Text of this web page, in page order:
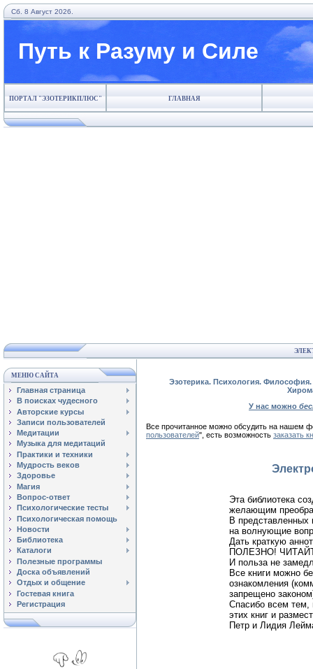
Сб. 8 Август 2026.
Путь к Разуму и Силе
ПОРТАЛ "ЭЗОТЕРИКПЛЮС" ГЛАВНАЯ
МЕНЮ САЙТА
Главная страница
В поисках чудесного
Авторские курсы
Записи пользователей
Медитации
Музыка для медитаций
Практики и техники
Мудрость веков
Здоровье
Магия
Вопрос-ответ
Психологические тесты
Психологическая помощь
Новости
Библиотека
Каталоги
Полезные программы
Доска объявлений
Отдых и общение
Гостевая книга
Регистрация
Эзотерика. Психология.
У нас можно
Все прочитанное можно обсудить на нашем
пользователей", есть возможность заказать
Эта библиотека
желающим
В представленных
на волнующие
Дать краткую
ПОЛЕЗНО!
И польза не
Все книги можно
ознакомления
запрещено
Спасибо всем тем,
этих книг и
Петр и Лидия